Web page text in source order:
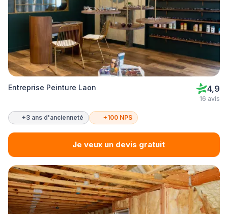
Entreprise Peinture Laon 4,9
16 avis
+3 ans d'ancienneté +100 NPS
Je veux un devis gratuit